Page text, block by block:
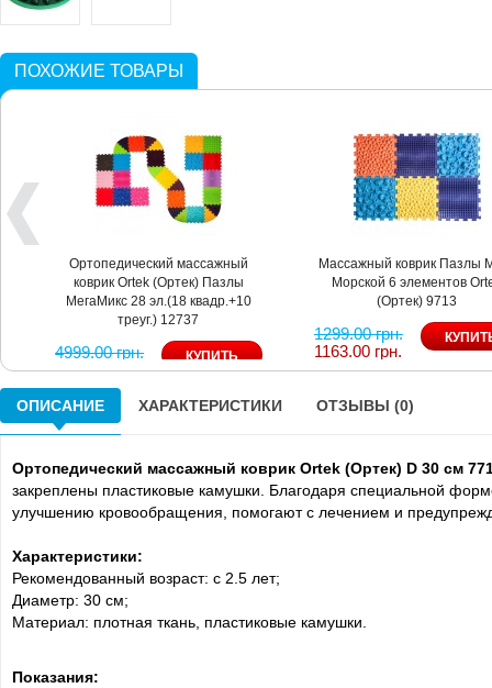
ПОХОЖИЕ ТОВАРЫ
Ортопедический массажный
коврик Ortek (Ортек) Пазлы
МегаМикс 28 эл.(18 квадр.+10
треуг.) 12737
4999.00 грн.
4444.00 грн.
Массажный коврик Пазлы
Морской 6 элементов
(Ортек) 9713
1299.00 грн.
1163.00 грн.
ОПИСАНИЕ ХАРАКТЕРИСТИКИ ОТЗЫВЫ (0)
Ортопедический массажный коврик Ortek (Ортек) D 30 см
закреплены пластиковые камушки. Благодаря специальной
улучшению кровообращения, помогают с лечением и
Характеристики:
Рекомендованный возраст: с 2.5 лет;
Диаметр: 30 см;
Материал: плотная ткань, пластиковые камушки.
Показания: